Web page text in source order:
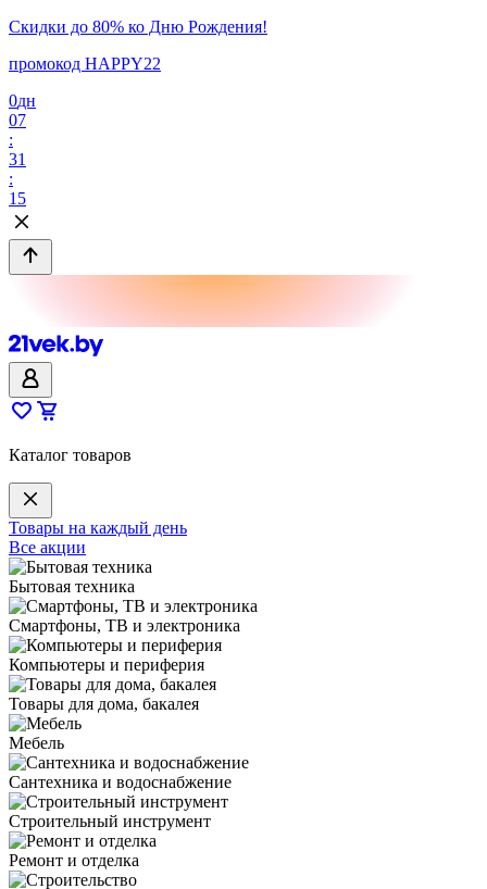
Скидки до 80% ко Дню Рождения!
промокод HAPPY22
0дн
07
:
31
:
15
Каталог товаров
Товары на каждый день
Все акции
Бытовая техника
Смартфоны, ТВ и электроника
Компьютеры и периферия
Товары для дома, бакалея
Мебель
Сантехника и водоснабжение
Строительный инструмент
Ремонт и отделка